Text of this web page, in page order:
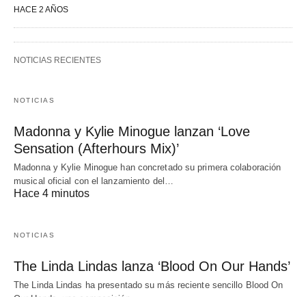
HACE 2 AÑOS
NOTICIAS RECIENTES
NOTICIAS
Madonna y Kylie Minogue lanzan ‘Love
Sensation (Afterhours Mix)’
Madonna y Kylie Minogue han concretado su primera colaboración
musical oficial con el lanzamiento del…
Hace 4 minutos
NOTICIAS
The Linda Lindas lanza ‘Blood On Our Hands’
The Linda Lindas ha presentado su más reciente sencillo Blood On